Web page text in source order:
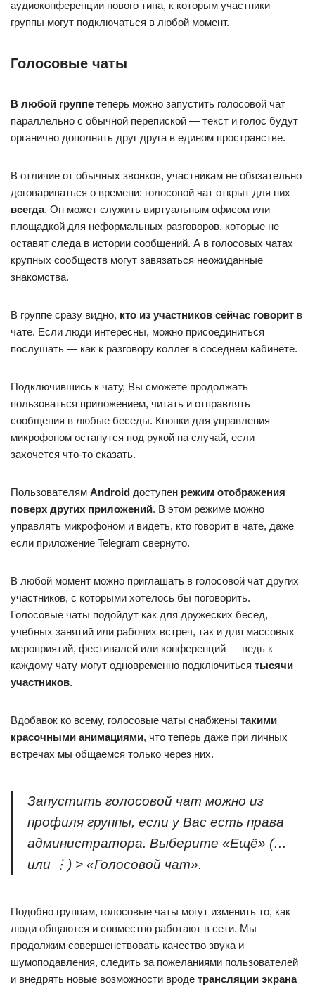
аудиоконференции нового типа, к которым участники
группы могут подключаться в любой момент.
Голосовые чаты
В любой группе теперь можно запустить голосовой чат
параллельно с обычной перепиской — текст и голос будут
органично дополнять друг друга в едином пространстве.
В отличие от обычных звонков, участникам не обязательно
договариваться о времени: голосовой чат открыт для них
всегда. Он может служить виртуальным офисом или
площадкой для неформальных разговоров, которые не
оставят следа в истории сообщений. А в голосовых чатах
крупных сообществ могут завязаться неожиданные
знакомства.
В группе сразу видно, кто из участников сейчас говорит в
чате. Если люди интересны, можно присоединиться
послушать — как к разговору коллег в соседнем кабинете.
Подключившись к чату, Вы сможете продолжать
пользоваться приложением, читать и отправлять
сообщения в любые беседы. Кнопки для управления
микрофоном останутся под рукой на случай, если
захочется что-то сказать.
Пользователям Android доступен режим отображения
поверх других приложений. В этом режиме можно
управлять микрофоном и видеть, кто говорит в чате, даже
если приложение Telegram свернуто.
В любой момент можно приглашать в голосовой чат других
участников, с которыми хотелось бы поговорить.
Голосовые чаты подойдут как для дружеских бесед,
учебных занятий или рабочих встреч, так и для массовых
мероприятий, фестивалей или конференций — ведь к
каждому чату могут одновременно подключиться тысячи
участников.
Вдобавок ко всему, голосовые чаты снабжены такими
красочными анимациями, что теперь даже при личных
встречах мы общаемся только через них.
Запустить голосовой чат можно из
профиля группы, если у Вас есть права
администратора. Выберите «Ещё» (…
или ⋮) > «Голосовой чат».
Подобно группам, голосовые чаты могут изменить то, как
люди общаются и совместно работают в сети. Мы
продолжим совершенствовать качество звука и
шумоподавления, следить за пожеланиями пользователей
и внедрять новые возможности вроде трансляции экрана